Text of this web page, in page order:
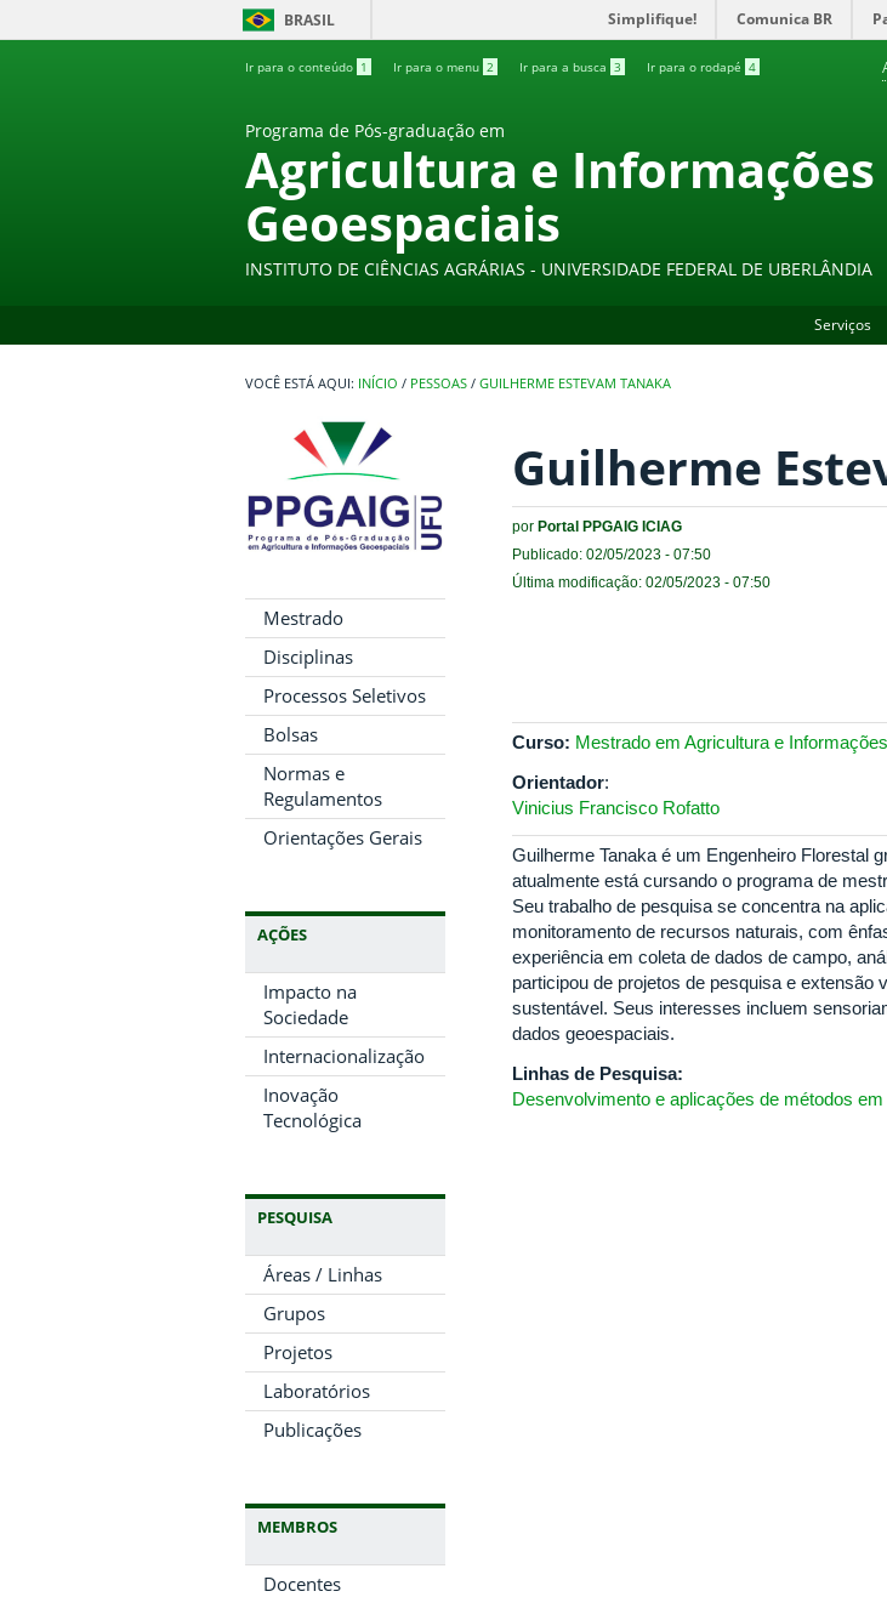
BRASIL Simplifique! Comunica BR
Ir para o conteúdo 1 Ir para o menu 2 Ir para a busca 3 Ir para o rodapé 4
Programa de Pós-graduação em
Agricultura e Informações
Geoespaciais
INSTITUTO DE CIÊNCIAS AGRÁRIAS - UNIVERSIDADE FEDERAL DE UBERLÂNDIA
Serviços
INÍCIO / PESSOAS / GUILHERME ESTEVAM TANAKA
Mestrado
Disciplinas
Processos Seletivos
Bolsas
Normas e
Regulamentos
Orientações Gerais
AÇÕES
Impacto na
Sociedade
Internacionalização
Inovação
Tecnológica
PESQUISA
Áreas / Linhas
Grupos
Projetos
Laboratórios
Publicações
MEMBROS
Docentes
Guilherme
por Portal PPGAIG ICIAG
Publicado: 02/05/2023 - 07:50
Última modificação: 02/05/2023 - 07:50
Curso: Mestrado em Agricultura e
Orientador:
Vinicius Francisco Rofatto
Guilherme Tanaka é um Engenheiro Florestal
atualmente está cursando o programa de
Seu trabalho de pesquisa se concentra na
monitoramento de recursos naturais, com
experiência em coleta de dados de campo,
participou de projetos de pesquisa e
sustentável. Seus interesses incluem
dados geoespaciais.
Linhas de Pesquisa:
Desenvolvimento e aplicações de métodos